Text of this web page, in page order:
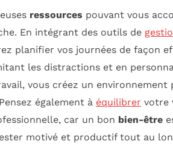
ressources pouvant vous
En intégrant des outils de
planifier vos journées de façon
les distractions et en
vous créez un environnement
également à équilibrer votre
car un bon bien-être
motivé et productif tout au